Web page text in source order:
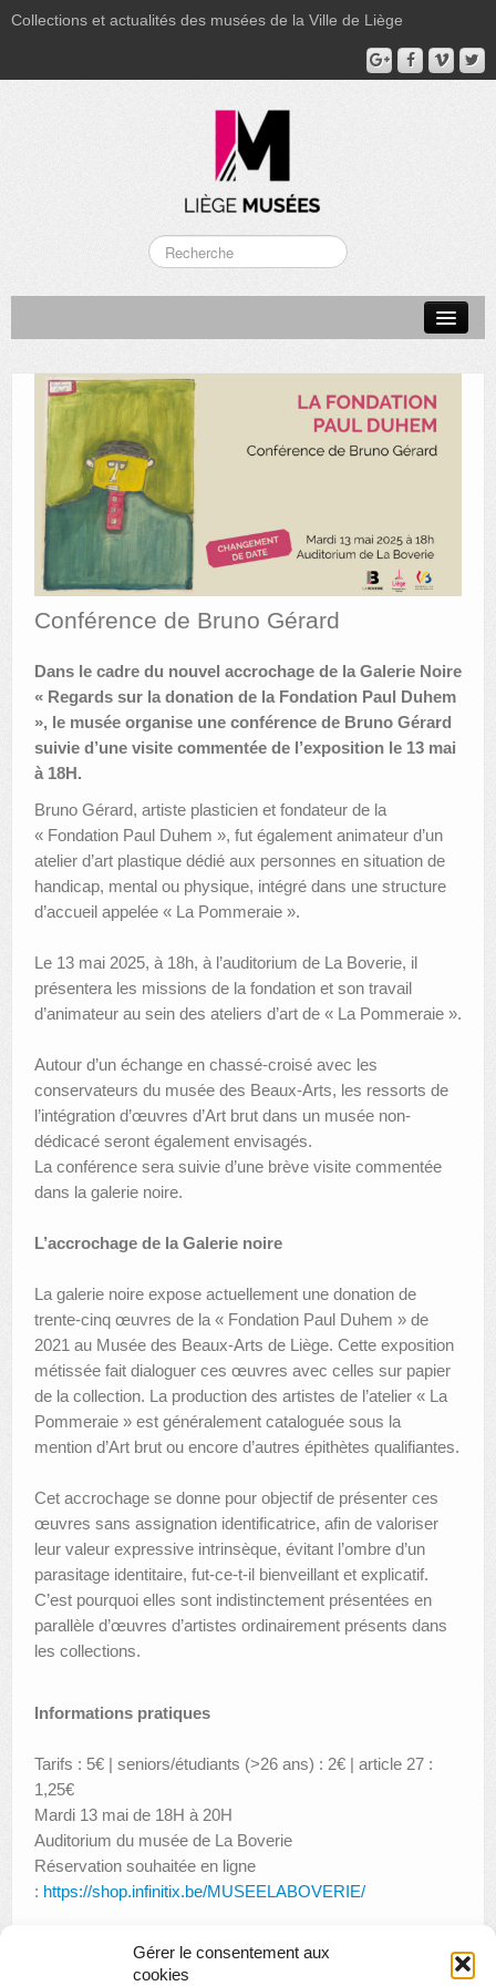
Gérer le consentement aux
cookies
Collections et actualités des musées de la Ville de Liège
MUSÉE GRÉTRY
MUSÉE DU LUMINAIRE
FONDS PATRIMONIAUX
AUTRES LIEUX
ANIMATIONS DES MUSÉES
PUBLICATIONS
LES APPELS À PROJETS
LE PORTAIL DES COLLECTIONS
Conférence de Bruno Gérard
Dans le cadre du nouvel accrochage de la Galerie Noire
« Regards sur la donation de la Fondation Paul Duhem
», le musée organise une conférence de Bruno Gérard
suivie d’une visite commentée de l’exposition le 13 mai
à 18H.
Bruno Gérard, artiste plasticien et fondateur de la
« Fondation Paul Duhem », fut également animateur d’un
atelier d’art plastique dédié aux personnes en situation de
handicap, mental ou physique, intégré dans une structure
d’accueil appelée « La Pommeraie ».
Le 13 mai 2025, à 18h, à l’auditorium de La Boverie, il
présentera les missions de la fondation et son travail
d’animateur au sein des ateliers d’art de « La Pommeraie ».
Autour d’un échange en chassé-croisé avec les
conservateurs du musée des Beaux-Arts, les ressorts de
l’intégration d’œuvres d’Art brut dans un musée non-
dédicacé seront également envisagés.
La conférence sera suivie d’une brève visite commentée
dans la galerie noire.
L’accrochage de la Galerie noire
La galerie noire expose actuellement une donation de
trente-cinq œuvres de la « Fondation Paul Duhem » de
2021 au Musée des Beaux-Arts de Liège. Cette exposition
métissée fait dialoguer ces œuvres avec celles sur papier
de la collection. La production des artistes de l’atelier « La
Pommeraie » est généralement cataloguée sous la
mention d’Art brut ou encore d’autres épithètes qualifiantes.
Cet accrochage se donne pour objectif de présenter ces
œuvres sans assignation identificatrice, afin de valoriser
leur valeur expressive intrinsèque, évitant l’ombre d’un
parasitage identitaire, fut-ce-t-il bienveillant et explicatif.
C’est pourquoi elles sont indistinctement présentées en
parallèle d’œuvres d’artistes ordinairement présents dans
les collections.
Informations pratiques
Tarifs : 5€ | seniors/étudiants (>26 ans) : 2€ | article 27 :
1,25€
Mardi 13 mai de 18H à 20H
Auditorium du musée de La Boverie
Réservation souhaitée en ligne
: https://shop.infinitix.be/MUSEELABOVERIE/